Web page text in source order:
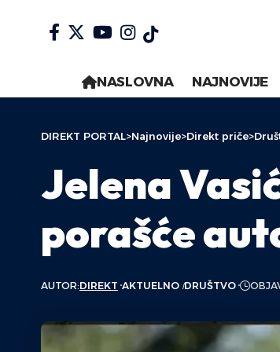
NASLOVNA NAJNOVIJE
DIREKT PORTAL>Najnovije>Direkt priče>
Jelena
porašće
AUTOR:DIREKT AKTUELNO DRUŠTVO